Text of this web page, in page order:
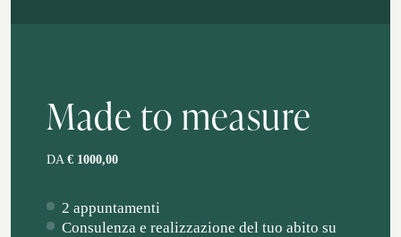
Made to measure
DA € 1000,00
2 appuntamenti
Consulenza e realizzazione del tuo abito su